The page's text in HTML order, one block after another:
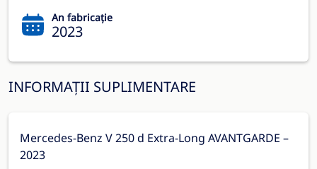
An fabricație
2023
INFORMAȚII SUPLIMENTARE
Mercedes-Benz V 250 d Extra-Long AVANTGARDE –
2023